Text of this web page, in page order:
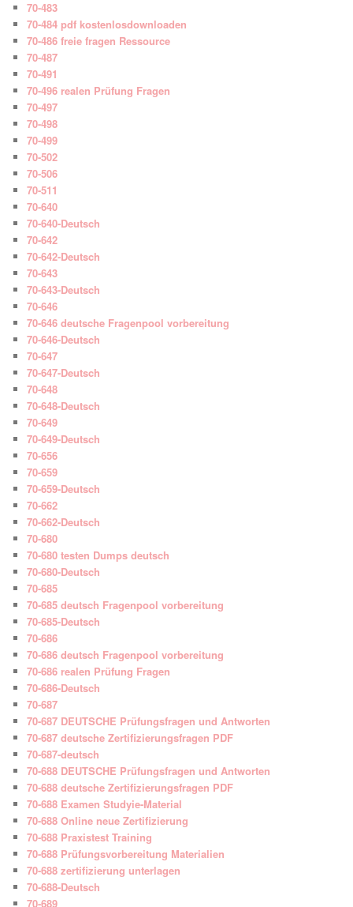
70-483
70-484 pdf kostenlosdownloaden
70-486 freie fragen Ressource
70-487
70-491
70-496 realen Prüfung Fragen
70-497
70-498
70-499
70-502
70-506
70-511
70-640
70-640-Deutsch
70-642
70-642-Deutsch
70-643
70-643-Deutsch
70-646
70-646 deutsche Fragenpool vorbereitung
70-646-Deutsch
70-647
70-647-Deutsch
70-648
70-648-Deutsch
70-649
70-649-Deutsch
70-656
70-659
70-659-Deutsch
70-662
70-662-Deutsch
70-680
70-680 testen Dumps deutsch
70-680-Deutsch
70-685
70-685 deutsch Fragenpool vorbereitung
70-685-Deutsch
70-686
70-686 deutsch Fragenpool vorbereitung
70-686 realen Prüfung Fragen
70-686-Deutsch
70-687
70-687 DEUTSCHE Prüfungsfragen und Antworten
70-687 deutsche Zertifizierungsfragen PDF
70-687-deutsch
70-688 DEUTSCHE Prüfungsfragen und Antworten
70-688 deutsche Zertifizierungsfragen PDF
70-688 Examen Studyie-Material
70-688 Online neue Zertifizierung
70-688 Praxistest Training
70-688 Prüfungsvorbereitung Materialien
70-688 zertifizierung unterlagen
70-688-Deutsch
70-689